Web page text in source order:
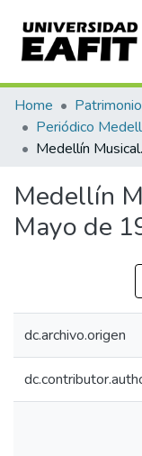
Communities &
All of DSpace
Home
Periódico
Medellín
Mayo de
dc.archivo.origen